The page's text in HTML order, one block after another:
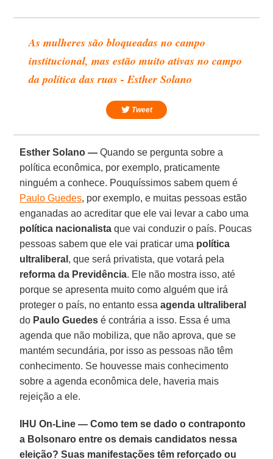
As mulheres são bloqueadas no campo
institucional, mas estão muito ativas no campo
da política das ruas - Esther Solano
Tweet
Esther Solano — Quando se pergunta sobre a
política econômica, por exemplo, praticamente
ninguém a conhece. Pouquíssimos sabem quem é
Paulo Guedes, por exemplo, e muitas pessoas estão
enganadas ao acreditar que ele vai levar a cabo uma
política nacionalista que vai conduzir o país. Poucas
pessoas sabem que ele vai praticar uma política
ultraliberal , que será privatista, que votará pela
reforma da Previdência. Ele não mostra isso, até
porque se apresenta muito como alguém que irá
proteger o país, no entanto essaagenda ultraliberal
do Paulo Guedes é contrária a isso. Essa é uma
agenda que não mobiliza, que não aprova, que se
mantém secundária, por isso as pessoas não têm
conhecimento. Se houvesse mais conhecimento
sobre a agenda econômica dele, haveria mais
rejeição a ele.
IHU On-Line — Como tem se dado o contraponto
a Bolsonaro entre os demais candidatos nessa
eleição? Suas manifestações têm reforçado ou